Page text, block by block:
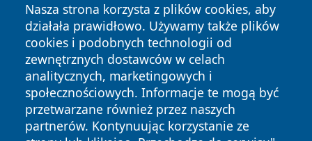
Nasza strona korzysta z plików cookies, aby
działała prawidłowo. Używamy także plików
cookies i podobnych technologii od
zewnętrznych dostawców w celach
analitycznych, marketingowych i
społecznościowych. Informacje te mogą być
przetwarzane również przez naszych
partnerów. Kontynuując korzystanie ze
Copyright © 2026 radomski24.pl Wszystkie prawa
zastrzeżone.
News Autorzy
Polityka
Polityka